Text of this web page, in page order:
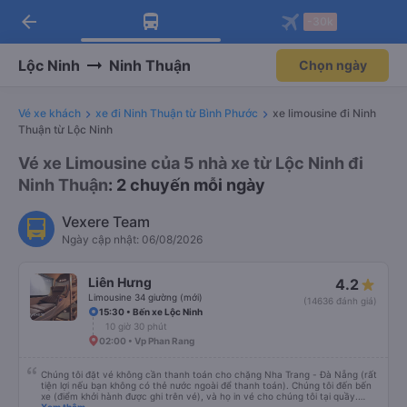
Tải app Vexere ngay!
Nhận ưu đãi thành viên độc
Mở app
Tải app Vexere
-30k/ghế khi đặt vé máy bay qua
Mở app
arrow_back
Lộc Ninh Ninh Thuận Chọn ngày
Vé xe khách xe đi Ninh Thuận từ Bình Phước
xe limousine đi Ninh
Thuận từ Lộc Ninh
Vé xe Limousine của 5 nhà xe từ Lộc Ninh đi
Ninh Thuận: 2 chuyến mỗi ngày
Vexere Team
Ngày cập nhật: 06/08/2026
Liên Hưng
Limousine 34 giường (mới)
4.2
(14636 đánh giá)
15:30 • Bến xe Lộc Ninh
10 giờ 30 phút
02:00 • Vp Phan Rang
Chúng tôi đặt vé không cần thanh toán cho chặng Nha Trang - Đà Nẵng (rất
tiện lợi nếu bạn không có thẻ nước ngoài để thanh toán). Chúng tôi đến bến
xe (điểm khởi hành được ghi trên vé), và họ in vé cho chúng tôi tại quầy.